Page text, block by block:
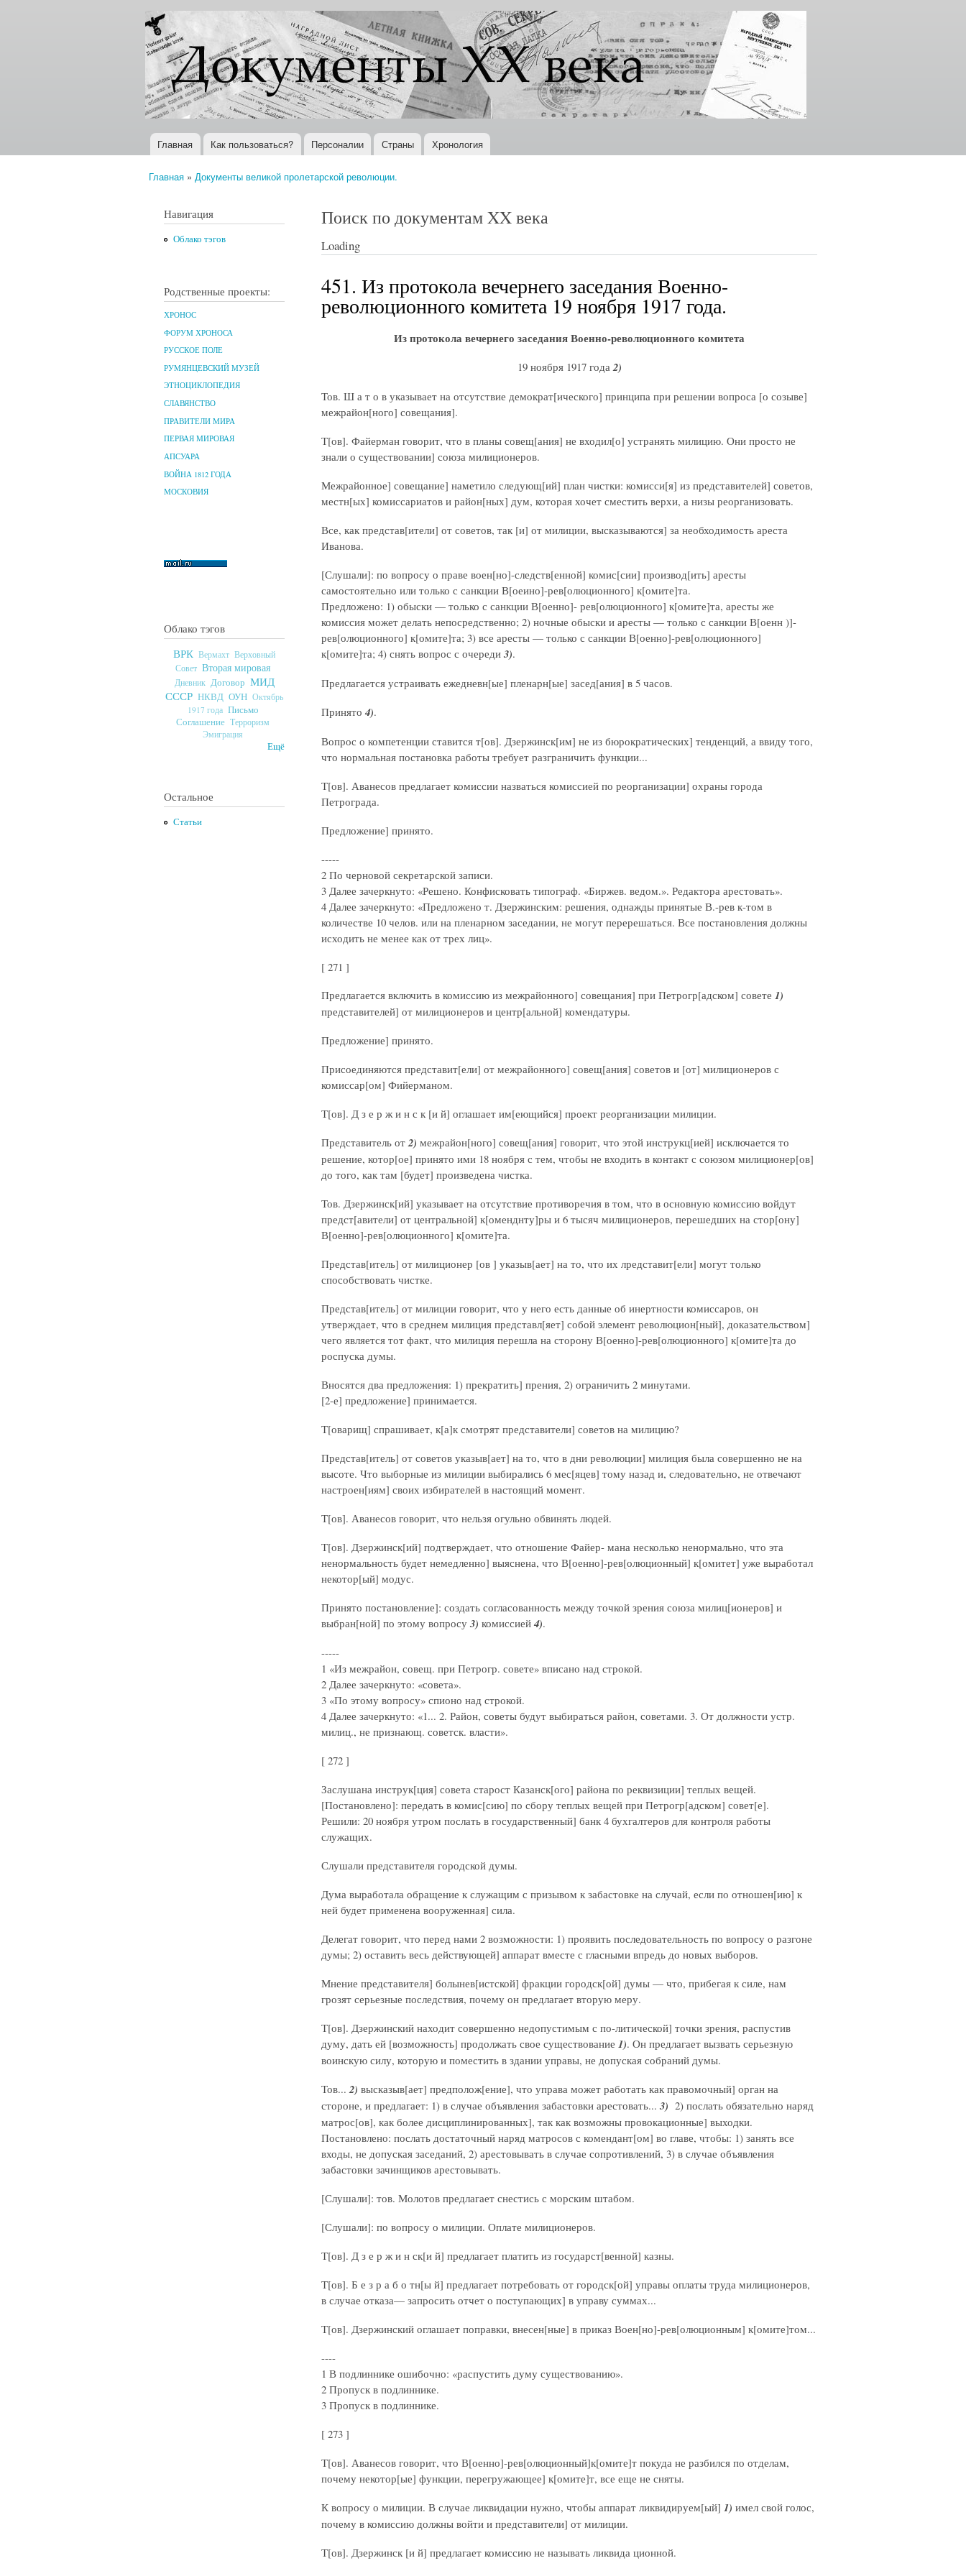
Перейти к
основному
содержанию
Документы
XX века
Всемирная
история в
Интернете
Главное меню
Главная Как пользоваться? Персоналии Страны Хронология
Главная » Документы великой пролетарской революции.
Навигация
Облако тэгов
Родственные проекты:
ХРОНОС
ФОРУМ ХРОНОСА
РУССКОЕ ПОЛЕ
РУМЯНЦЕВСКИЙ МУЗЕЙ
ЭТНОЦИКЛОПЕДИЯ
СЛАВЯНСТВО
ПРАВИТЕЛИ МИРА
ПЕРВАЯ МИРОВАЯ
АПСУАРА
ВОЙНА 1812 ГОДА
МОСКОВИЯ
Облако тэгов
ВРК Вермахт Верховный
Совет Вторая мировая
Дневник Договор МИД
СССР НКВД ОУН Октябрь
1917 года Письмо
Соглашение Терроризм
Эмиграция
Ещё
Остальное
Статьи
Поиск по документам XX века
Loading
451. Из протокола вечернего заседания Военно-
революционного комитета 19 ноября 1917 года.
Из протокола вечернего заседания Военно-революционного комитета
19 ноября 1917 года 2)
Тов. Ш а т о в указывает на отсутствие демократ[ического] принципа при решении вопроса [о созыве]
межрайон[ного] совещания].
Т[ов]. Файерман говорит, что в планы совещ[ания] не входил[о] устранять милицию. Они просто не
знали о существовании] союза милиционеров.
Межрайонное] совещание] наметило следующ[ий] план чистки: комисси[я] из представителей] советов,
местн[ых] комиссариатов и район[ных] дум, которая хочет сместить верхи, а низы реорганизовать.
Все, как представ[ители] от советов, так [и] от милиции, высказываются] за необходимость ареста
Иванова.
[Слушали]: по вопросу о праве воен[но]-следств[енной] комис[сии] производ[ить] аресты
самостоятельно или только с санкции В[оеино]-рев[олюционного] к[омите]та.
Предложено: 1) обыски — только с санкции В[оенно]- рев[олюционного] к[омите]та, аресты же
комиссия может делать непосредственно; 2) ночные обыски и аресты — только с санкции В[оенн )]-
рев[олюционного] к[омите]та; 3) все аресты — только с санкции В[оенно]-рев[олюционного]
к[омите]та; 4) снять вопрос с очереди 3).
Предлагается устраивать ежедневн[ые] пленарн[ые] засед[ания] в 5 часов.
Принято 4).
Вопрос о компетенции ставится т[ов]. Дзержинск[им] не из бюрократических] тенденций, а ввиду того,
что нормальная постановка работы требует разграничить функции...
Т[ов]. Аванесов предлагает комиссии назваться комиссией по реорганизации] охраны города
Петрограда.
Предложение] принято.
-----
2 По черновой секретарской записи.
3 Далее зачеркнуто: «Решено. Конфисковать типограф. «Биржев. ведом.». Редактора арестовать».
4 Далее зачеркнуто: «Предложено т. Дзержинским: решения, однажды принятые В.-рев к-том в
количестве 10 челов. или на пленарном заседании, не могут перерешаться. Все постановления должны
исходить не менее как от трех лиц».
[ 271 ]
Предлагается включить в комиссию из межрайонного] совещания] при Петрогр[адском] совете 1)
представителей] от милиционеров и центр[альной] комендатуры.
Предложение] принято.
Присоединяются представит[ели] от межрайонного] совещ[ания] советов и [от] милиционеров с
комиссар[ом] Фийерманом.
Т[ов]. Д з е р ж и н с к [и й] оглашает им[еющийся] проект реорганизации милиции.
Представитель от2) межрайон[ного] совещ[ания] говорит, что этой инструкц[ией] исключается то
решение, котор[ое] принято ими 18 ноября с тем, чтобы не входить в контакт с союзом милиционер[ов]
до того, как там [будет] произведена чистка.
Тов. Дзержинск[ий] указывает на отсутствие противоречия в том, что в основную комиссию войдут
предст[авители] от центральной] к[оменднту]ры и 6 тысяч милиционеров, перешедших на стор[ону]
В[оенно]-рев[олюционного] к[омите]та.
Представ[итель] от милиционер [ов ] указыв[ает] на то, что их лредставит[ели] могут только
способствовать чистке.
Представ[итель] от милиции говорит, что у него есть данные об инертности комиссаров, он
утверждает, что в среднем милиция представл[яет] собой элемент революцион[ный], доказательством]
чего является тот факт, что милиция перешла на сторону В[оенно]-рев[олюционного] к[омите]та до
роспуска думы.
Вносятся два предложения: 1) прекратить] прения, 2) ограничить 2 минутами.
[2-е] предложение] принимается.
Т[оварищ] спрашивает, к[а]к смотрят представители] советов на милицию?
Представ[итель] от советов указыв[ает] на то, что в дни революции] милиция была совершенно не на
высоте. Что выборные из милиции выбирались 6 мес[яцев] тому назад и, следовательно, не отвечают
настроен[иям] своих избирателей в настоящий момент.
Т[ов]. Аванесов говорит, что нельзя огульно обвинять людей.
Т[ов]. Дзержинск[ий] подтверждает, что отношение Файер- мана несколько ненормально, что эта
ненормальность будет немедленно] выяснена, что В[оенно]-рев[олюционный] к[омитет] уже выработал
некотор[ый] модус.
Принято постановление]: создать согласованность между точкой зрения союза милиц[ионеров] и
выбран[ной] по этому вопросу 3) комиссией 4).
-----
1 «Из межрайон, совещ. при Петрогр. совете» вписано над строкой.
2 Далее зачеркнуто: «совета».
3 «По этому вопросу» спионо над строкой.
4 Далее зачеркнуто: «1... 2. Район, советы будут выбираться район, советами. 3. От должности устр.
милиц., не признающ. советск. власти».
[ 272 ]
Заслушана инструк[ция] совета старост Казанск[ого] района по реквизиции] теплых вещей.
[Постановлено]: передать в комис[сию] по сбору теплых вещей при Петрогр[адском] совет[е].
Решили: 20 ноября утром послать в государственный] банк 4 бухгалтеров для контроля работы
служащих.
Слушали представителя городской думы.
Дума выработала обращение к служащим с призывом к забастовке на случай, если по отношен[ию] к
ней будет применена вооруженная] сила.
Делегат говорит, что перед нами 2 возможности: 1) проявить последовательность по вопросу о разгоне
думы; 2) оставить весь действующей] аппарат вместе с гласными впредь до новых выборов.
Мнение представителя] болынев[истской] фракции городск[ой] думы — что, прибегая к силе, нам
грозят серьезные последствия, почему он предлагает вторую меру.
Т[ов]. Дзержинский находит совершенно недопустимым с по-литической] точки зрения, распустив
думу, дать ей [возможность] продолжать свое существование 1). Он предлагает вызвать серьезную
воинскую силу, которую и поместить в здании управы, не допуская собраний думы.
Тов...2) высказыв[ает] предполож[ение], что управа может работать как правомочный] орган на
стороне, и предлагает: 1) в случае объявления забастовки арестовать... 3) 2) послать обязательно наряд
матрос[ов], как более дисциплинированных], так как возможны провокационные] выходки.
Постановлено: послать достаточный наряд матросов с комендант[ом] во главе, чтобы: 1) занять все
входы, не допуская заседаний, 2) арестовывать в случае сопротивлений, 3) в случае объявления
забастовки зачинщиков арестовывать.
[Слушали]: тов. Молотов предлагает снестись с морским штабом.
[Слушали]: по вопросу о милиции. Оплате милиционеров.
Т[ов]. Д з е р ж и н ск[и й] предлагает платить из государст[венной] казны.
Т[ов]. Б е з р а б о тн[ы й] предлагает потребовать от городск[ой] управы оплаты труда милиционеров,
в случае отказа— запросить отчет о поступающих] в управу суммах...
Т[ов]. Дзержинский оглашает поправки, внесен[ные] в приказ Воен[но]-рев[олюционным] к[омите]том...
----
1 В подлиннике ошибочно: «распустить думу существованию».
2 Пропуск в подлиннике.
3 Пропуск в подлиннике.
[ 273 ]
Т[ов]. Аванесов говорит, что В[оенно]-рев[олюционный]к[омите]т покуда не разбился по отделам,
почему некотор[ые] функции, перегружающее] к[омите]т, все еще не сняты.
К вопросу о милиции. В случае ликвидации нужно, чтобы аппарат ликвидируем[ый] 1) имел свой голос,
почему в комиссию должны войти и представители] от милиции.
Т[ов]. Дзержинск [и й] предлагает комиссию не называть ликвида ционной.